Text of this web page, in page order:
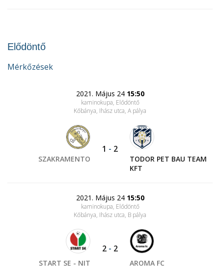
Elődöntő
Mérkőzések
2021. Május 24 15:50
kaminokupa, Elődöntő
Kőbánya, Ihász utca, A pálya
SZAKRAMENTO
1 - 2
TODOR PET BAU TEAM
KFT
2021. Május 24 15:50
kaminokupa, Elődöntő
Kőbánya, Ihász utca, B pálya
START SE - NIT
2 - 2
AROMA FC